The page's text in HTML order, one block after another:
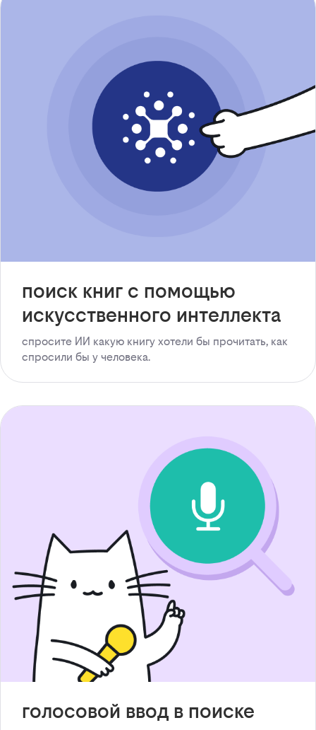
поиск книг с помощью
искусственного интеллекта
спросите ИИ какую книгу хотели бы прочитать, как
спросили бы у человека.
голосовой ввод в поиске